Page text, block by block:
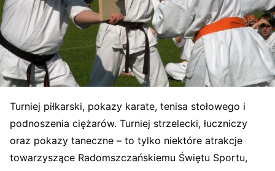
Turniej piłkarski, pokazy karate, tenisa stołowego i
podnoszenia ciężarów. Turniej strzelecki, łuczniczy
oraz pokazy taneczne – to tylko niektóre atrakcje
towarzyszące Radomszczańskiemu Świętu Sportu,